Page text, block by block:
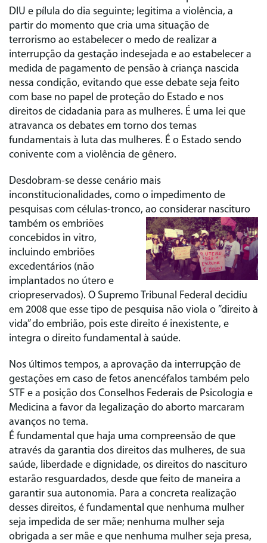
DIU e pílula do dia seguinte; legitima a violência, a
partir do momento que cria uma situação de
terrorismo ao estabelecer o medo de realizar a
interrupção da gestação indesejada e ao estabelecer a
medida de pagamento de pensão à criança nascida
nessa condição, evitando que esse debate seja feito
com base no papel de proteção do Estado e nos
direitos de cidadania para as mulheres. É uma lei que
atravanca os debates em torno dos temas
fundamentais à luta das mulheres. É o Estado sendo
conivente com a violência de gênero.
Desdobram-se desse cenário mais
inconstitucionalidades, como o impedimento de
pesquisas com células-tronco, ao considerar nascituro
também os embriões
concebidos in vitro,
incluindo embriões
excedentários (não
implantados no útero e
criopreservados). O Supremo Tribunal Federal decidiu
em 2008 que esse tipo de pesquisa não viola o ”direito à
vida” do embrião, pois este direito é inexistente, e
integra o direito fundamental à saúde.
Nos últimos tempos, a aprovação da interrupção de
gestações em caso de fetos anencéfalos também pelo
STF e a posição dos Conselhos Federais de Psicologia e
Medicina a favor da legalização do aborto marcaram
avanços no tema.
É fundamental que haja uma compreensão de que
através da garantia dos direitos das mulheres, de sua
saúde, liberdade e dignidade, os direitos do nascituro
estarão resguardados, desde que feito de maneira a
garantir sua autonomia. Para a concreta realização
desses direitos, é fundamental que nenhuma mulher
seja impedida de ser mãe; nenhuma mulher seja
obrigada a ser mãe e que nenhuma mulher seja presa,